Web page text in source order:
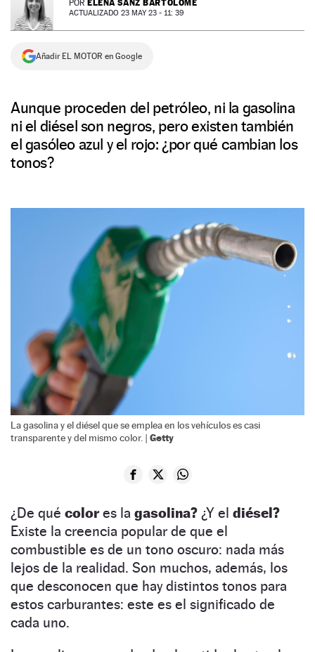
NEWSLETTER
SÍGUENOS
POR ELENA SANZ BARTOLOMÉ
ACTUALIZADO 23 MAY 23 - 11: 39
Añadir EL MOTOR en Google
Aunque proceden del petróleo, ni la gasolina
ni el diésel son negros, pero existen también
el gasóleo azul y el rojo: ¿por qué cambian los
tonos?
La gasolina y el diésel que se emplea en los vehículos es casi
transparente y del mismo color. | Getty
¿De qué colores la gasolina? ¿Y el diésel?
Existe la creencia popular de que el
combustible es de un tono oscuro: nada más
lejos de la realidad. Son muchos, además, los
que desconocen que hay distintos tonos para
estos carburantes: este es el significado de
cada uno.